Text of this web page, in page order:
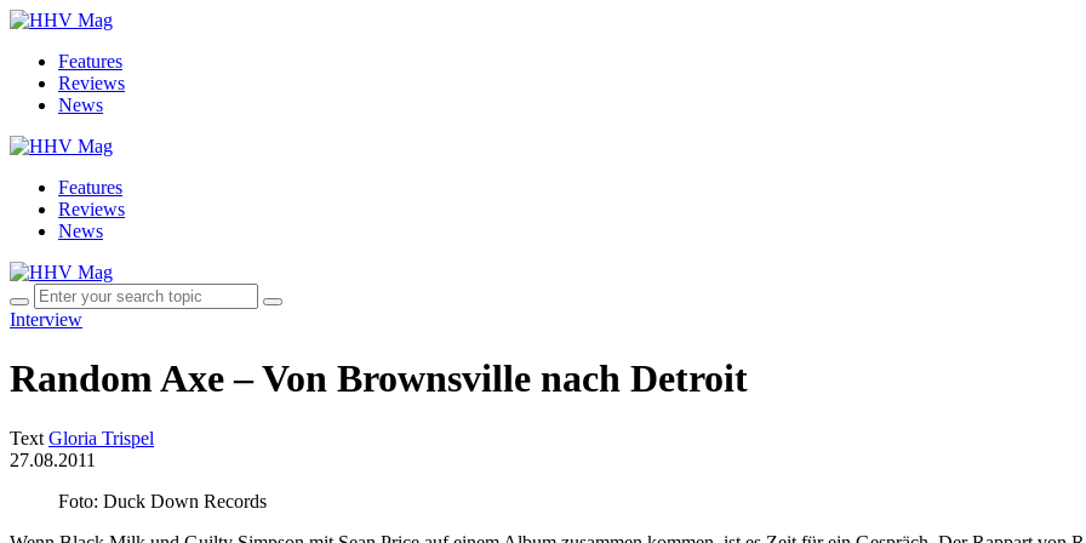
Features
Reviews
News
Features
Reviews
News
Interview
Random Axe – Von Brownsville nach Detroit
Text Gloria Trispel
27.08.2011
Foto: Duck Down Records